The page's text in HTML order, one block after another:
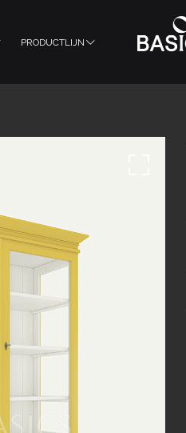
PRODUCTLIJN